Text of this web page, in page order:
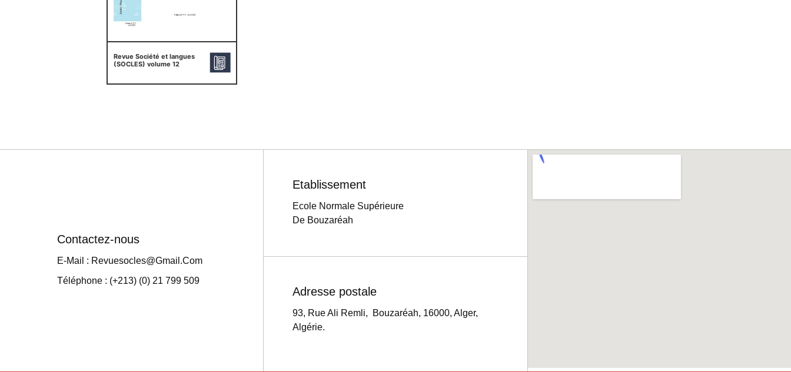
Revue Société et langues
(SOCLES) volume 12
Contactez-nous
E-Mail : Revuesocles@gmail.com
Téléphone : (+213) (0) 21 799 509
Etablissement
Ecole Normale Supérieure
De Bouzaréah
Adresse postale
93, Rue Ali Remli, Bouzaréah, 16000, Alger,
Algérie.